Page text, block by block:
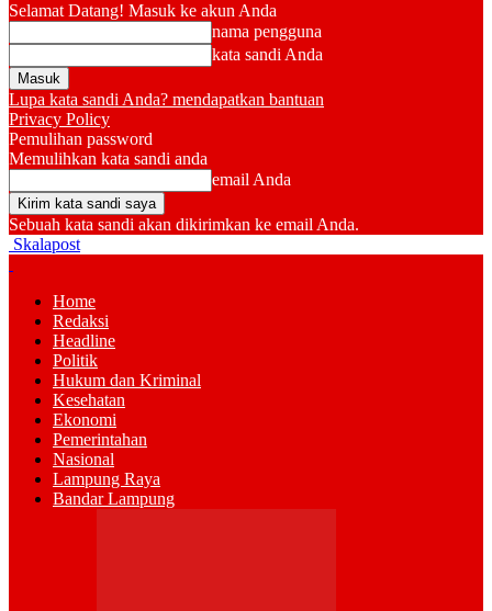
Selamat Datang! Masuk ke akun Anda
nama pengguna
kata sandi Anda
Lupa kata sandi Anda? mendapatkan bantuan
Privacy Policy
Pemulihan password
Memulihkan kata sandi anda
email Anda
Sebuah kata sandi akan dikirimkan ke email Anda.
Skalapost
Home
Redaksi
Headline
Politik
Hukum dan Kriminal
Kesehatan
Ekonomi
Pemerintahan
Nasional
Lampung Raya
Bandar Lampung